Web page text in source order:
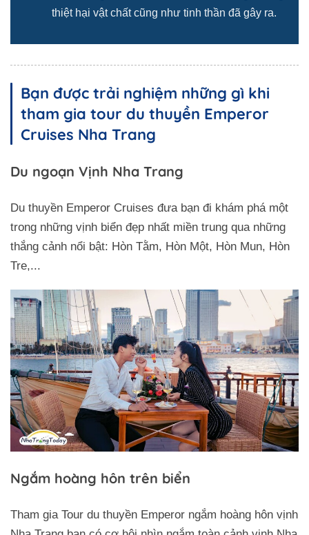
thiệt hại vật chất cũng như tinh thần đã gây ra.
Bạn được trải nghiệm những gì khi
tham gia tour du thuyền Emperor
Cruises Nha Trang
Du ngoạn Vịnh Nha Trang
Du thuyền Emperor Cruises đưa bạn đi khám phá một
trong những vịnh biển đẹp nhất miền trung qua những
thắng cảnh nổi bật: Hòn Tằm, Hòn Một, Hòn Mun, Hòn
Tre,...
Ngắm hoàng hôn trên biển
Tham gia Tour du thuyền Emperor ngắm hoàng hôn vịnh
Trở về trang trước đó